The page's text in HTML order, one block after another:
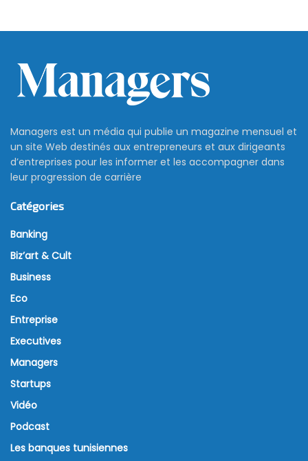
Managers est un média qui publie un magazine mensuel et
un site Web destinés aux entrepreneurs et aux dirigeants
d’entreprises pour les informer et les accompagner dans
leur progression de carrière
Catégories
Banking
Biz’art & Cult
Business
Eco
Entreprise
Executives
Managers
Startups
Vidéo
Podcast
Les banques tunisiennes